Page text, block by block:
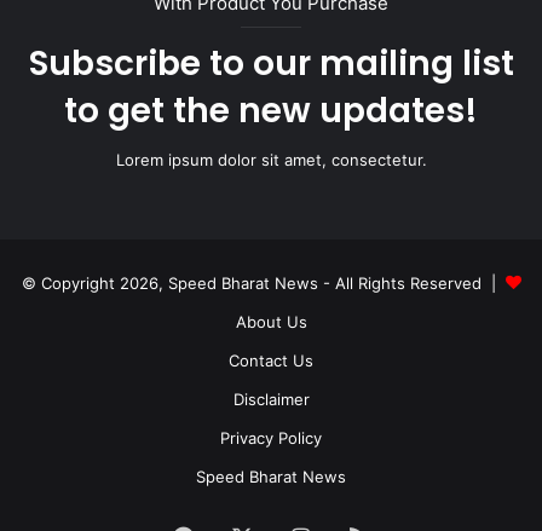
Subscribe to our mailing list
to get the new updates!
Lorem ipsum dolor sit amet, consectetur.
© Copyright 2026, Speed Bharat News - All Rights Reserved |
About Us
Contact Us
Disclaimer
Privacy Policy
Speed Bharat News